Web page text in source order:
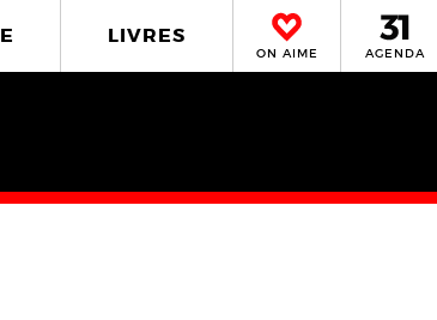
LIVRES
ON AIME AGENDA